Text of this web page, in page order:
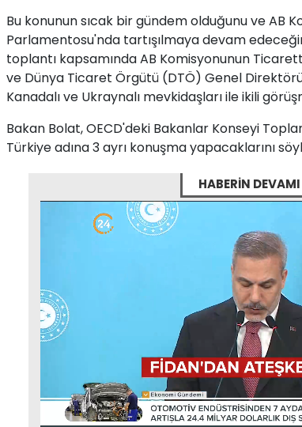
Bu konunun sıcak bir gündem olduğunu ve AB
Parlamentosu'nda tartışılmaya devam
toplantı kapsamında AB Komisyonunun
ve Dünya Ticaret Örgütü (DTÖ) Genel Direktörü
Kanadalı ve Ukraynalı mevkidaşları ile ikili
Bakan Bolat, OECD'deki Bakanlar Konseyi
Türkiye adına 3 ayrı konuşma yapacaklarını
HABERİN DEVAMI